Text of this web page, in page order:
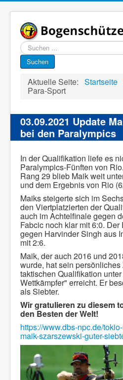
Suchen
...
Suchen
Aktuelle Seite: Startseite
Para-Sport
03.09.2021 Update
bei den Paralympics
In der Qualifikation liefe es
Paralympics-Fünften von
Rang 29 blieb Maik weit
und dem Ergebnis von Rio
Maiks steigerte sich im
den Viertplatzierten der
auch im Achtelfinale gegen
Fabcic noch klar mit 6:0.
gegen Harvinder Singh aus
mit 2:6.
Maik, der auch 2016 und
wurde, hat sein
taktischen Qualifikation
Wettkämpfer" erreicht. Er
als Siebter.
Wir gratulieren zu diesem
den Besten der Welt!
https://www.dbs-npc.de/
maik-szarszewski-guter-